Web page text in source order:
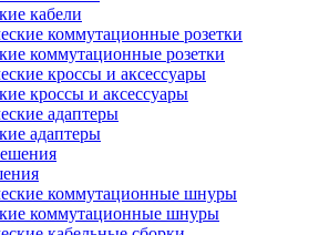
кабели
коммутационные розетки
кроссы и аксессуары
адаптеры
коммутационные шнуры